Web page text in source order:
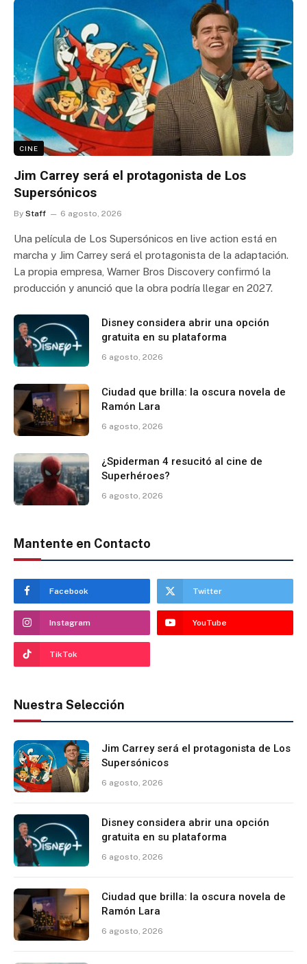
CINE
Jim Carrey será el protagonista de Los
Supersónicos
By Staff 6 agosto, 2026
Una película de Los Supersónicos en live action está en
marcha y Jim Carrey será el protagonista de la adaptación.
La propia empresa, Warner Bros Discovery confirmó la
producción y anunció que la obra podría llegar en 2027.
Disney considera abrir una opción
gratuita en su plataforma
6 agosto, 2026
Ciudad que brilla: la oscura novela de
Ramón Lara
6 agosto, 2026
¿Spiderman 4 resucitó al cine de
Superhéroes?
6 agosto, 2026
Mantente en Contacto
Facebook Twitter
Instagram YouTube
TikTok
Nuestra Selección
Jim Carrey será el protagonista de Los
Supersónicos
6 agosto, 2026
Disney considera abrir una opción
gratuita en su plataforma
6 agosto, 2026
Ciudad que brilla: la oscura novela de
Ramón Lara
6 agosto, 2026